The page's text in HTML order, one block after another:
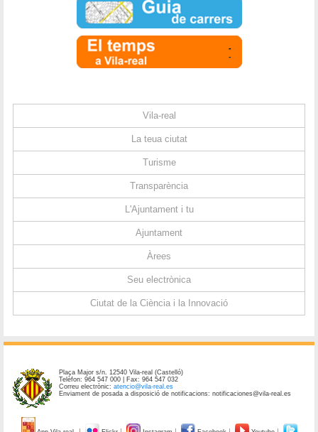
-
-
Vila-real
La teua ciutat
Turisme
Transparència
L'Ajuntament i tu
Ajuntament
Àrees
Seu electrònica
Ciutat de la Ciència i la Innovació
Plaça Major s/n. 12540 Vila-real (Castelló)
Telèfon: 964 547 000 | Fax: 964 547 032
Correu electrònic:atencio@vila-real.es
Enviament de posada a disposició de notificacions: notificaciones@vila-real.es